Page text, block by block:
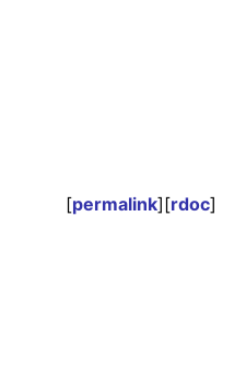
[permalink][rdoc]